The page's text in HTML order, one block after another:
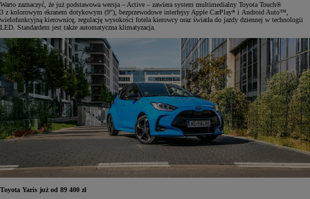
Warto zaznaczyć, że już podstawowa wersja – Active – zawiera system multimedialny Toyota Touch®
3 z kolorowym ekranem dotykowym (9"), bezprzewodowe interfejsy Apple CarPlay* i Android Auto™,
wielofunkcyjną kierownicę, regulację wysokości fotela kierowcy oraz światła do jazdy dziennej w technologii
LED. Standardem jest także automatyczna klimatyzacja.
Toyota Yaris już od 89 400 zł